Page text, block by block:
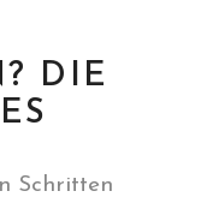
DIE
Schritten